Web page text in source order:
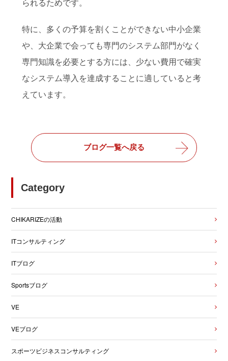
特に、多くの予算を割くことができない中小企業
や、大企業で会っても専門のシステム部門がなく
専門知識を必要とする方には、少ない費用で確実
なシステム導入を達成することに適していると考
えています。
ブログ一覧へ戻る
Category
CHIKARIZEの活動
ITコンサルティング
ITブログ
Sportsブログ
VE
VEブログ
スポーツビジネスコンサルティング